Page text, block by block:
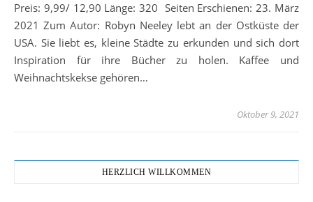
Preis: 9,99/ 12,90 Länge: 320 Seiten Erschienen: 23. März
2021 Zum Autor: Robyn Neeley lebt an der Ostküste der
USA. Sie liebt es, kleine Städte zu erkunden und sich dort
Inspiration für ihre Bücher zu holen. Kaffee und
Weihnachtskekse gehören…
Oktober 9, 2021
HERZLICH WILLKOMMEN